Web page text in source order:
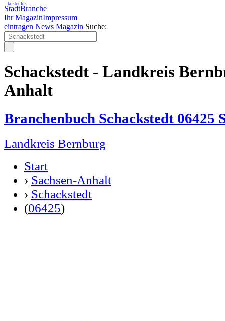
StadtBranche
Ihr MagazinImpressum
kostenlos
eintragen News Magazin Suche:
Schackstedt - Landkreis
Anhalt
Branchenbuch Schackstedt 06425
Landkreis Bernburg
Start
› Sachsen-Anhalt
› Schackstedt
(06425)